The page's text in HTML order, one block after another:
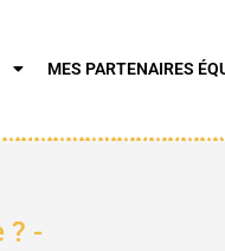
MES PARTENAIRES
? -